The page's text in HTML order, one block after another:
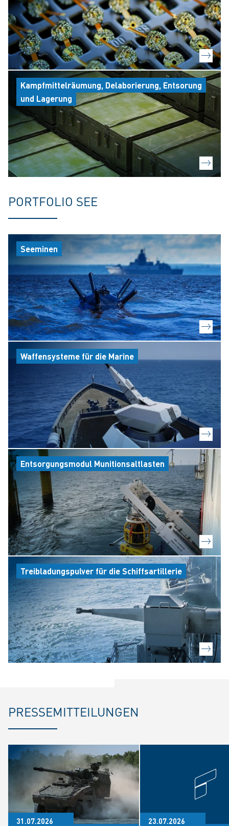
Kampfmittelräumung, Delaborierung, Entsorung
und Lagerung
PORTFOLIO SEE
Seeminen
Waffensysteme für die Marine
Entsorgungsmodul Munitionsaltlasten
Treibladungspulver für die Schiffsartillerie
PRESSEMITTEILUNGEN
31.07.2026 23.07.2026